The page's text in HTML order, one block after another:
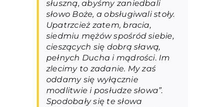
słuszną, abyśmy zaniedbali
słowo Boże, a obsługiwali stoły.
Upatrzcież zatem, bracia,
siedmiu mężów spośród siebie,
cieszących się dobrą sławą,
pełnych Ducha i mądrości. Im
zlecimy to zadanie. My zaś
oddamy się wyłącznie
modlitwie i posłudze słowa”.
Spodobały się te słowa